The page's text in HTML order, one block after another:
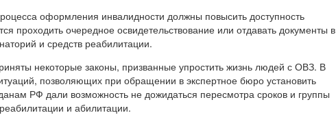
оформления инвалидности должны повысить доступность
проходить очередное освидетельствование или отдавать документы в
и средств реабилитации.
некоторые законы, призванные упростить жизнь людей с ОВЗ. В
позволяющих при обращении в экспертное бюро установить
РФ дали возможность не дожидаться пересмотра сроков и группы
и абилитации.